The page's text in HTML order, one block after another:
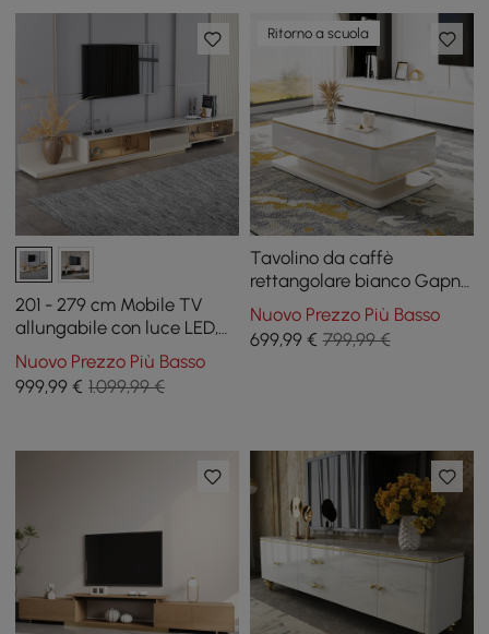
201 - 279 cm Mobile TV
allungabile con luce LED,
mobili con anta in vetro
temperato e cassetto
Nuovo Prezzo Più Basso
999,99 € 1.099,99 €
Ritorno a scuola
Tavolino da caffè
rettangolare bianco Gapn
51" con ripiano in vetro
temperato a 4 cassetti
Nuovo Prezzo Più Basso
699,99€ 799,99 €